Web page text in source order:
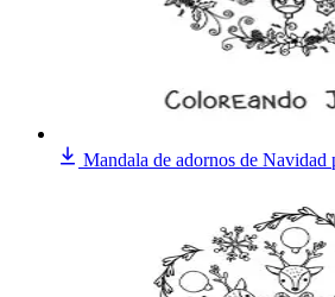
Mandala de adornos de Navidad